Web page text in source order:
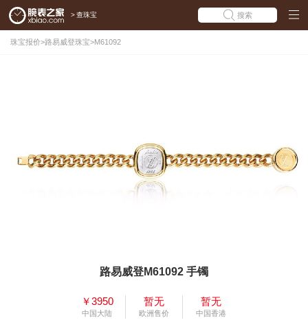
> 查珠宝 搜索
珠宝报价>路易威登珠宝>M61092
路易威登M61092 手镯
￥3950
中国大陆
暂无
欧洲售价
暂无
中国香港